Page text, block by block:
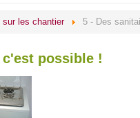
les chantier 5 - Des
possible !